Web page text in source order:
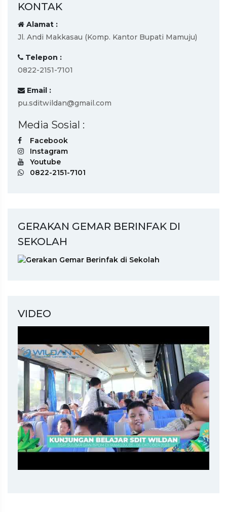
KONTAK
Alamat :
Jl. Andi Makkasau (Komp. Kantor Bupati Mamuju)
Telepon :
0822-2151-7101
Email :
pu.sditwildan@gmail.com
Media Sosial :
Facebook
Instagram
Youtube
0822-2151-7101
GERAKAN GEMAR BERINFAK DI
SEKOLAH
VIDEO